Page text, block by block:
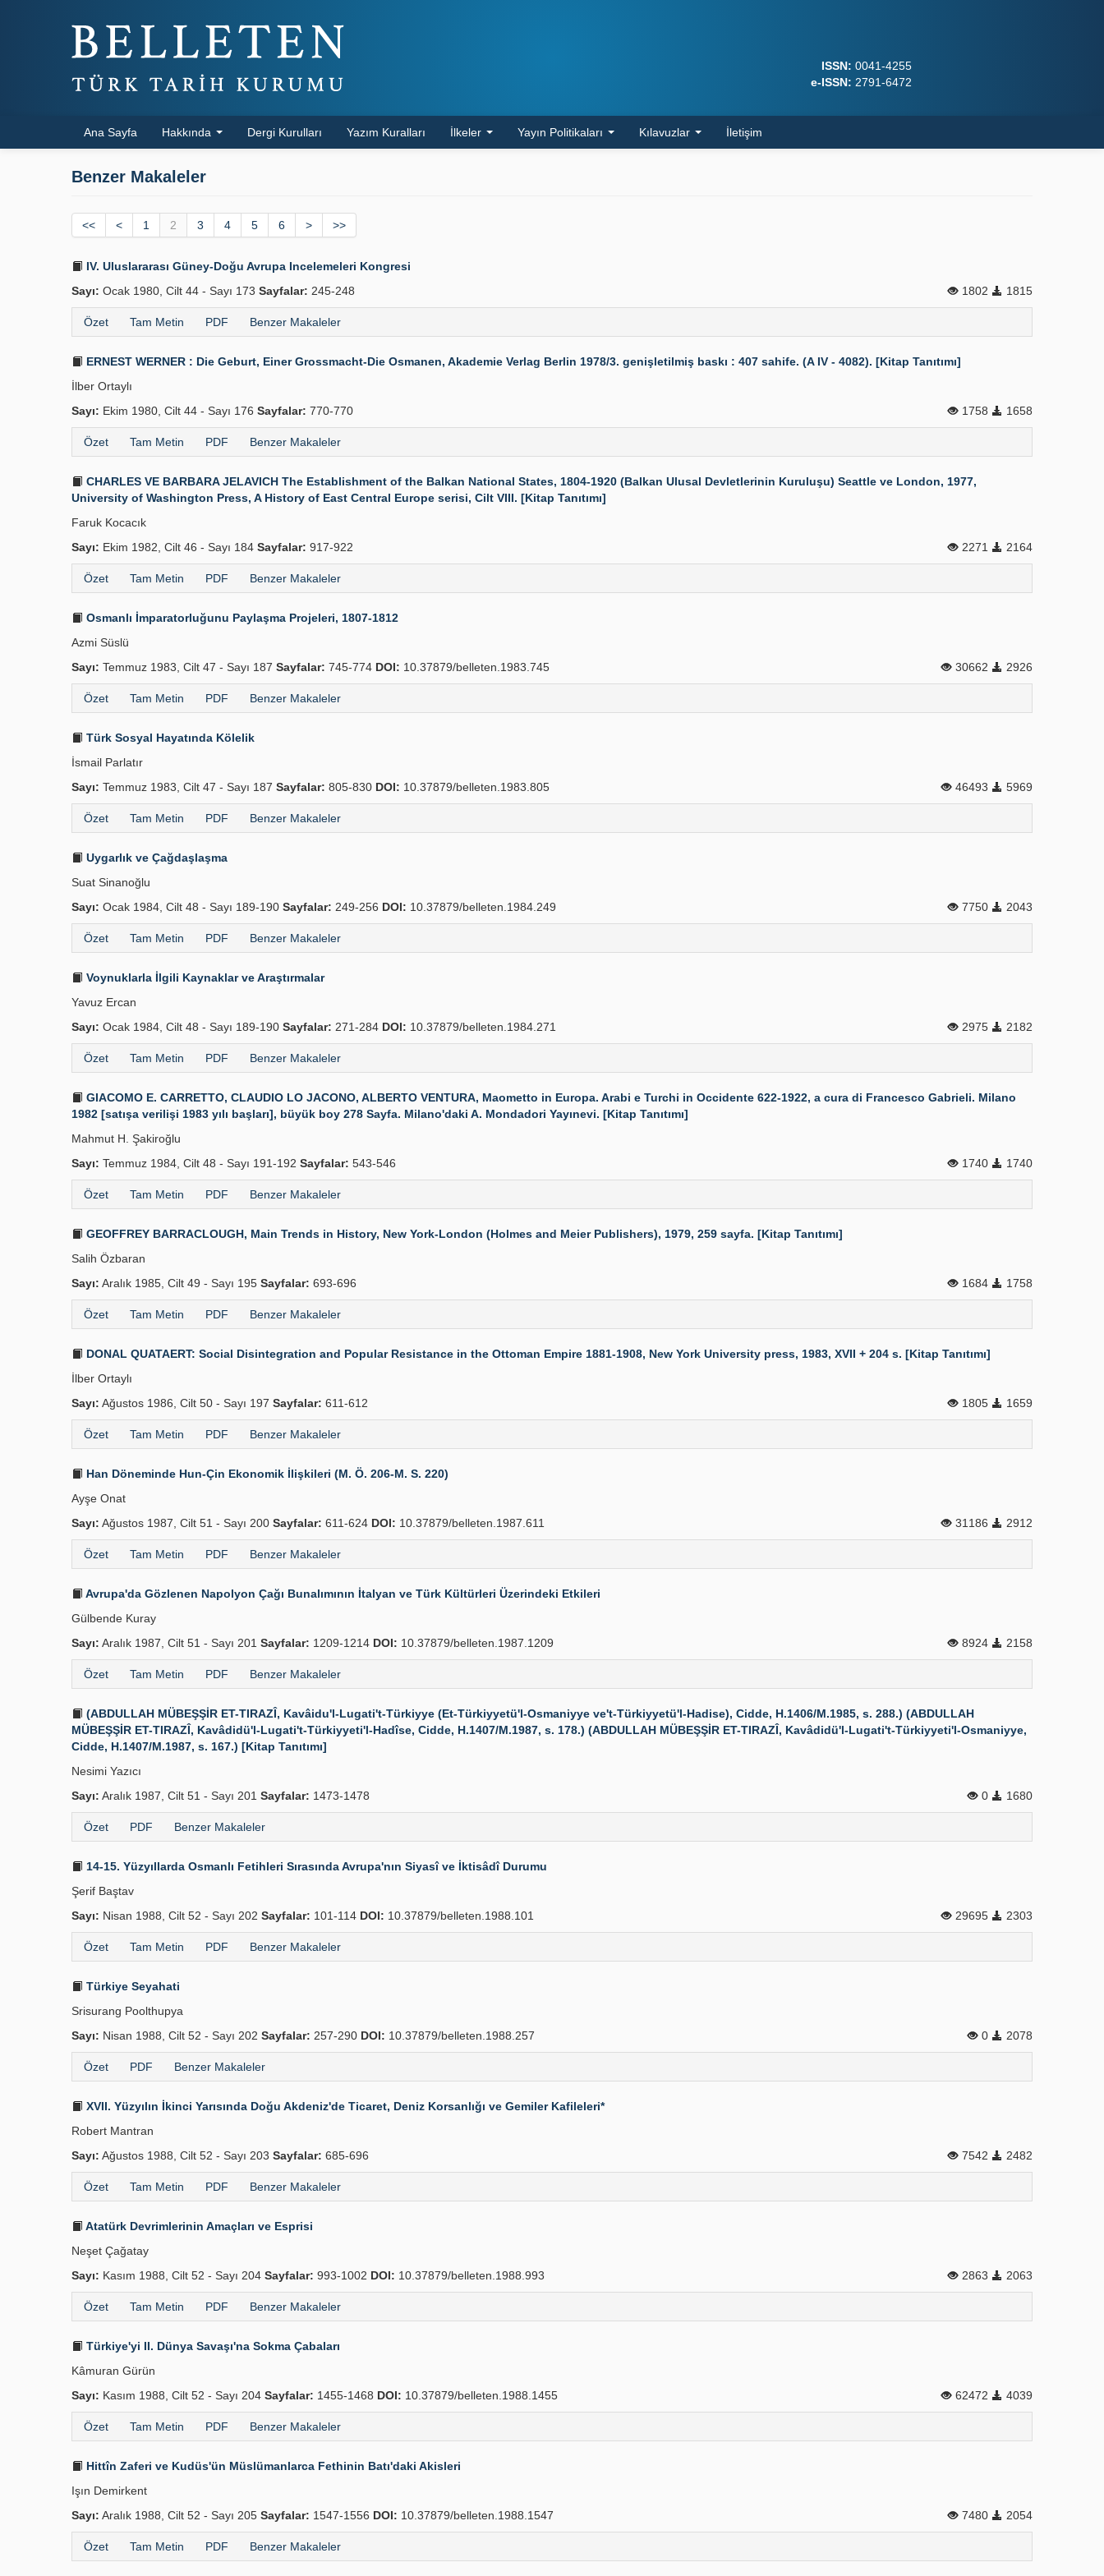
ISSN: 0041-4255
e-ISSN: 2791-6472
Ana Sayfa Hakkında Dergi Kurulları Yazım Kuralları İlkeler Yayın Politikaları Kılavuzlar İletişim
Benzer Makaleler
<< < 1 2 3 4 5 6 > >>
IV. Uluslararası Güney-Doğu Avrupa Incelemeleri Kongresi
Sayı: Ocak 1980, Cilt 44 - Sayı 173 Sayfalar: 245-248 1802 1815
Özet Tam Metin PDF Benzer Makaleler
ERNEST WERNER : Die Geburt, Einer Grossmacht-Die Osmanen, Akademie Verlag Berlin 1978/3. genişletilmiş baskı : 407 sahife. (A IV - 4082). [Kitap Tanıtımı]
İlber Ortaylı
Sayı: Ekim 1980, Cilt 44 - Sayı 176 Sayfalar: 770-770 1758 1658
Özet Tam Metin PDF Benzer Makaleler
CHARLES VE BARBARA JELAVICH The Establishment of the Balkan National States, 1804-1920 (Balkan Ulusal Devletlerinin Kuruluşu) Seattle ve London, 1977,
University of Washington Press, A History of East Central Europe serisi, Cilt VIII. [Kitap Tanıtımı]
Faruk Kocacık
Sayı: Ekim 1982, Cilt 46 - Sayı 184 Sayfalar: 917-922 2271 2164
Özet Tam Metin PDF Benzer Makaleler
Osmanlı İmparatorluğunu Paylaşma Projeleri, 1807-1812
Azmi Süslü
Sayı: Temmuz 1983, Cilt 47 - Sayı 187 Sayfalar: 745-774 DOI: 10.37879/belleten.1983.745 30662 2926
Özet Tam Metin PDF Benzer Makaleler
Türk Sosyal Hayatında Kölelik
İsmail Parlatır
Sayı: Temmuz 1983, Cilt 47 - Sayı 187 Sayfalar: 805-830 DOI: 10.37879/belleten.1983.805 46493 5969
Özet Tam Metin PDF Benzer Makaleler
Uygarlık ve Çağdaşlaşma
Suat Sinanoğlu
Sayı: Ocak 1984, Cilt 48 - Sayı 189-190 Sayfalar: 249-256 DOI: 10.37879/belleten.1984.249 7750 2043
Özet Tam Metin PDF Benzer Makaleler
Voynuklarla İlgili Kaynaklar ve Araştırmalar
Yavuz Ercan
Sayı: Ocak 1984, Cilt 48 - Sayı 189-190 Sayfalar: 271-284 DOI: 10.37879/belleten.1984.271 2975 2182
Özet Tam Metin PDF Benzer Makaleler
GIACOMO E. CARRETTO, CLAUDIO LO JACONO, ALBERTO VENTURA, Maometto in Europa. Arabi e Turchi in Occidente 622-1922, a cura di Francesco Gabrieli. Milano
1982 [satışa verilişi 1983 yılı başları], büyük boy 278 Sayfa. Milano'daki A. Mondadori Yayınevi. [Kitap Tanıtımı]
Mahmut H. Şakiroğlu
Sayı: Temmuz 1984, Cilt 48 - Sayı 191-192 Sayfalar: 543-546 1740 1740
Özet Tam Metin PDF Benzer Makaleler
GEOFFREY BARRACLOUGH, Main Trends in History, New York-London (Holmes and Meier Publishers), 1979, 259 sayfa. [Kitap Tanıtımı]
Salih Özbaran
Sayı: Aralık 1985, Cilt 49 - Sayı 195 Sayfalar: 693-696 1684 1758
Özet Tam Metin PDF Benzer Makaleler
DONAL QUATAERT: Social Disintegration and Popular Resistance in the Ottoman Empire 1881-1908, New York University press, 1983, XVII + 204 s. [Kitap Tanıtımı]
İlber Ortaylı
Sayı: Ağustos 1986, Cilt 50 - Sayı 197 Sayfalar: 611-612 1805 1659
Özet Tam Metin PDF Benzer Makaleler
Han Döneminde Hun-Çin Ekonomik İlişkileri (M. Ö. 206-M. S. 220)
Ayşe Onat
Sayı: Ağustos 1987, Cilt 51 - Sayı 200 Sayfalar: 611-624 DOI: 10.37879/belleten.1987.611 31186 2912
Özet Tam Metin PDF Benzer Makaleler
Avrupa'da Gözlenen Napolyon Çağı Bunalımının İtalyan ve Türk Kültürleri Üzerindeki Etkileri
Gülbende Kuray
Sayı: Aralık 1987, Cilt 51 - Sayı 201 Sayfalar: 1209-1214 DOI: 10.37879/belleten.1987.1209 8924 2158
Özet Tam Metin PDF Benzer Makaleler
(ABDULLAH MÜBEŞŞİR ET-TIRAZÎ, Kavâidu'l-Lugati't-Türkiyye (Et-Türkiyyetü'l-Osmaniyye ve't-Türkiyyetü'l-Hadise), Cidde, H.1406/M.1985, s. 288.) (ABDULLAH
MÜBEŞŞİR ET-TIRAZÎ, Kavâdidü'l-Lugati't-Türkiyyeti'l-Hadîse, Cidde, H.1407/M.1987, s. 178.) (ABDULLAH MÜBEŞŞİR ET-TIRAZÎ, Kavâdidü'l-Lugati't-Türkiyyeti'l-Osmaniyye,
Cidde, H.1407/M.1987, s. 167.) [Kitap Tanıtımı]
Nesimi Yazıcı
Sayı: Aralık 1987, Cilt 51 - Sayı 201 Sayfalar: 1473-1478 0 1680
Özet PDF Benzer Makaleler
14-15. Yüzyıllarda Osmanlı Fetihleri Sırasında Avrupa'nın Siyasî ve İktisâdî Durumu
Şerif Baştav
Sayı: Nisan 1988, Cilt 52 - Sayı 202 Sayfalar: 101-114 DOI: 10.37879/belleten.1988.101 29695 2303
Özet Tam Metin PDF Benzer Makaleler
Türkiye Seyahati
Srisurang Poolthupya
Sayı: Nisan 1988, Cilt 52 - Sayı 202 Sayfalar: 257-290 DOI: 10.37879/belleten.1988.257 0 2078
Özet PDF Benzer Makaleler
XVII. Yüzyılın İkinci Yarısında Doğu Akdeniz'de Ticaret, Deniz Korsanlığı ve Gemiler Kafileleri*
Robert Mantran
Sayı: Ağustos 1988, Cilt 52 - Sayı 203 Sayfalar: 685-696 7542 2482
Özet Tam Metin PDF Benzer Makaleler
Atatürk Devrimlerinin Amaçları ve Esprisi
Neşet Çağatay
Sayı: Kasım 1988, Cilt 52 - Sayı 204 Sayfalar: 993-1002 DOI: 10.37879/belleten.1988.993 2863 2063
Özet Tam Metin PDF Benzer Makaleler
Türkiye'yi II. Dünya Savaşı'na Sokma Çabaları
Kâmuran Gürün
Sayı: Kasım 1988, Cilt 52 - Sayı 204 Sayfalar: 1455-1468 DOI: 10.37879/belleten.1988.1455 62472 4039
Özet Tam Metin PDF Benzer Makaleler
Hittîn Zaferi ve Kudüs'ün Müslümanlarca Fethinin Batı'daki Akisleri
Işın Demirkent
Sayı: Aralık 1988, Cilt 52 - Sayı 205 Sayfalar: 1547-1556 DOI: 10.37879/belleten.1988.1547 7480 2054
Özet Tam Metin PDF Benzer Makaleler